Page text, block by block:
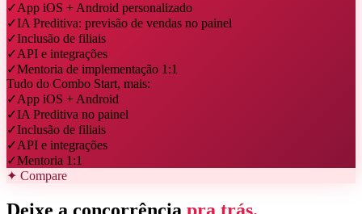
✓App iOS + Android personalizado
✓IA Preditiva: previsão de vendas no painel
✓Inclusão de filiais
✓API e integrações
✓Mentoria de implementação 1:1
Tudo do Combo Start, mais:
✓App iOS + Android
✓IA Preditiva no painel
✓Inclusão de filiais
✓API e integrações
✓Mentoria 1:1
✦ Compare